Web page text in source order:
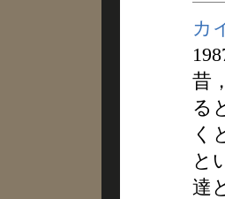
カ
昔
る
く
と
達